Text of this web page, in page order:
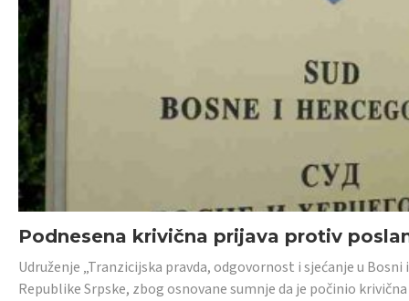
Podnesena krivična prijava protiv
Udruženje „Tranzicijska pravda, odgovornost i sjećanje u
Republike Srpske, zbog osnovane sumnje da je počinio